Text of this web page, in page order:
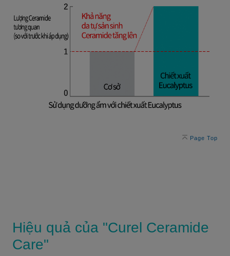
Page Top
Hiệu quả của "Curel Ceramide
Care"